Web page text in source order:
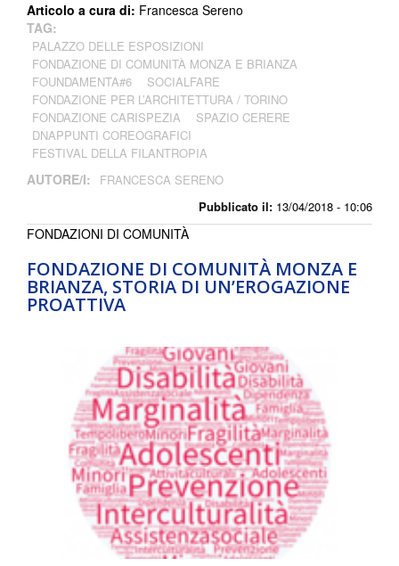
Pubblicato il: 13/04/2018 - 10:06
Articolo a cura di: Francesca Sereno
TAG:
PALAZZO DELLE ESPOSIZIONI
FONDAZIONE DI COMUNITÀ MONZA E BRIANZA
FOUNDAMENTA#6
SOCIALFARE
FONDAZIONE PER L’ARCHITETTURA / TORINO
FONDAZIONE CARISPEZIA
SPAZIO CERERE
DNAPPUNTI COREOGRAFICI
FESTIVAL DELLA FILANTROPIA
AUTORE/I: FRANCESCA SERENO
FONDAZIONE DI COMUNITÀ MONZA E
BRIANZA, STORIA DI UN’EROGAZIONE
PROATTIVA
FONDAZIONI DI COMUNITÀ